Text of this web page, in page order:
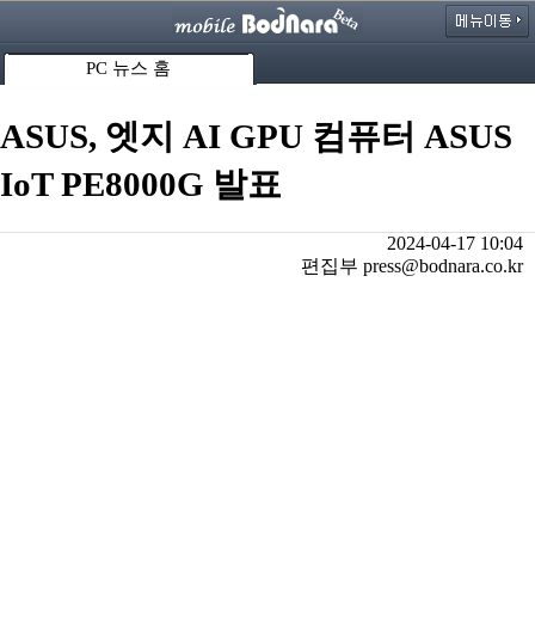
PC 뉴스 홈
ASUS, 엣지 AI GPU 컴퓨터 ASUS
IoT PE8000G 발표
2024-04-17 10:04
편집부 press@bodnara.co.kr